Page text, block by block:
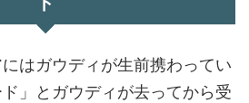
はガウディが生前携わってい
」とガウディが去ってから受